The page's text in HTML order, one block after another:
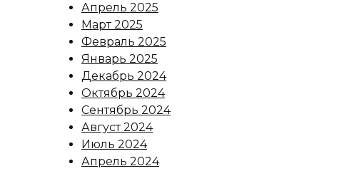
Апрель 2025
Март 2025
Февраль 2025
Январь 2025
Декабрь 2024
Октябрь 2024
Сентябрь 2024
Август 2024
Июль 2024
Апрель 2024